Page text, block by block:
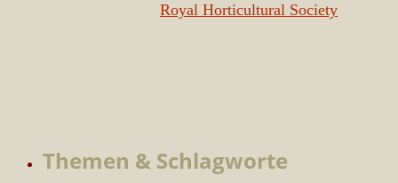
Royal Horticultural Society
Themen & Schlagworte